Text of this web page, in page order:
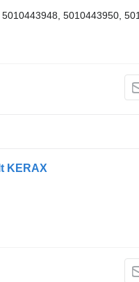
5010443950,
KERAX